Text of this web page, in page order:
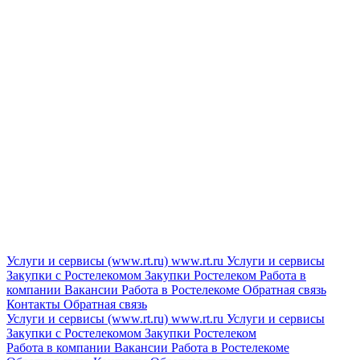
Услуги и сервисы (www.rt.ru) www.rt.ru Услуги и сервисы
Закупки с Ростелекомом Закупки Ростелеком Работа в
компании Вакансии Работа в Ростелекоме Обратная связь
Контакты Обратная связь
Услуги и сервисы (www.rt.ru) www.rt.ru Услуги и сервисы
Закупки с Ростелекомом Закупки Ростелеком
Работа в компании Вакансии Работа в Ростелекоме